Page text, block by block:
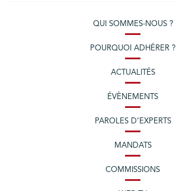
QUI SOMMES-NOUS ?
POURQUOI ADHÉRER ?
ACTUALITÉS
ÉVÈNEMENTS
PAROLES D’EXPERTS
MANDATS
COMMISSIONS